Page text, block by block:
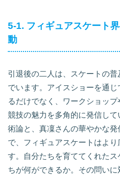
5-1. フィギュアスケート
動
引退後の二人は、スケートの
でいます。アイスショーを通じ
るだけでなく、ワークショップ
競技の魅力を多角的に発信し
術論と、真凜さんの華やかな
で、フィギュアスケートはより
す。自分たちを育ててくれた
ちが何ができるか。その問い